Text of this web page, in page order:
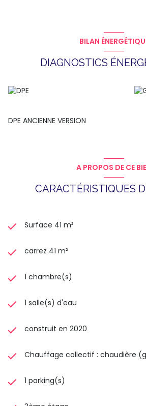
BILAN
DIAGNOSTICS
DPE ANCIENNE VERSION
A PROPOS DE CE
CARACTÉRISTIQUES
Surface 41 m²
carrez 41 m²
1 chambre(s)
1 salle(s) d'eau
construit en 2020
Chauffage collectif : chaudière
1 parking(s)